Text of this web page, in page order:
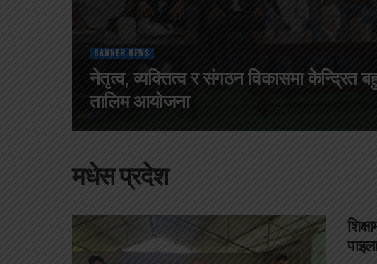
BANNER NEWS
नेतृत्व, व्यक्तित्व र संगठन विकासमा केन्द्रित
तालिम आयोजना
मधेस प्रदेश